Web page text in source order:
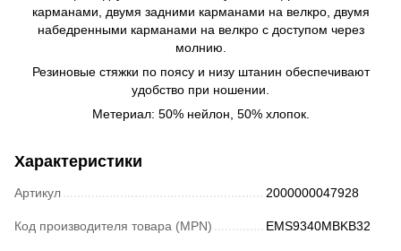
карманами, двумя задними карманами на велкро, двумя
набедренными карманами на велкро с доступом через
молнию.
Резиновые стяжки по поясу и низу штанин обеспечивают
удобство при ношении.
Метериал: 50% нейлон, 50% хлопок.
Характеристики
Артикул 2000000047928
Код производителя товара (MPN) EMS9340MBKB32